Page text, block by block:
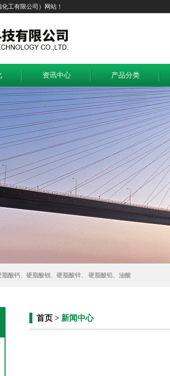
工有限公司）网站！
资讯中心 产品分类
酸钙、硬脂酸钡、硬脂酸锌、 硬脂酸铅、油酸
首页 > 新闻中心